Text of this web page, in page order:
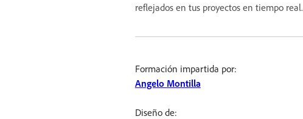
reflejados en tus proyectos en tiempo real.
Formación impartida por:
Angelo Montilla
Diseño de: